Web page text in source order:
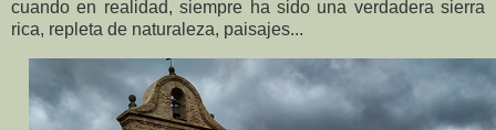
cuando en realidad, siempre ha sido una verdadera sierra
rica, repleta de naturaleza, paisajes...